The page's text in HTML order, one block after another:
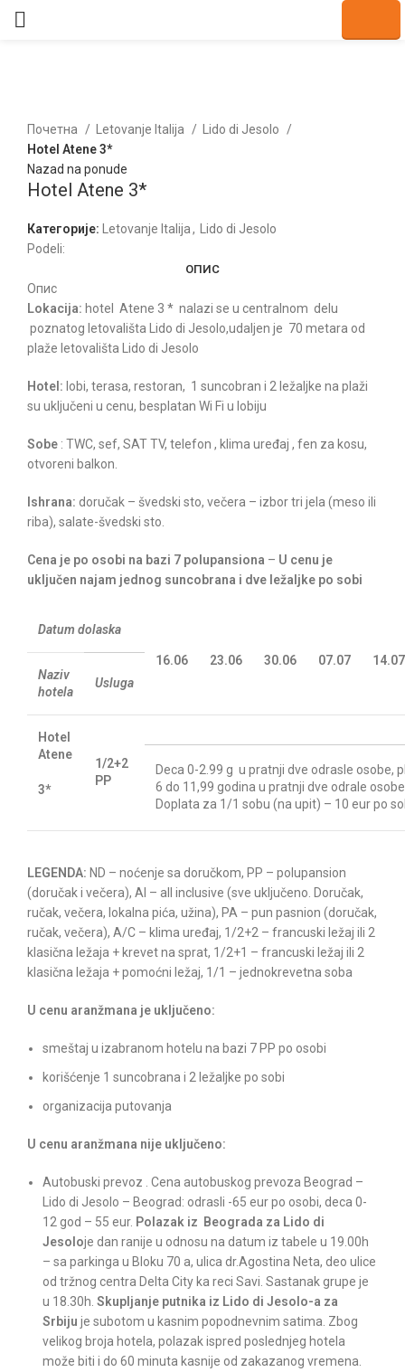
Почетна
Letovanje Italija
Lido di Jesolo
Hotel Atene 3*
Nazad na ponude
Hotel Atene 3*
Категорије: Letovanje Italija, Lido di Jesolo
Podeli:
ОПИС
Опис
Lokacija: hotel Atene 3 * nalazi se u centralnom delu
poznatog letovališta Lido di Jesolo,udaljen je 70 metara od
plaže letovališta Lido di Jesolo
Hotel: lobi, terasa, restoran, 1 suncobran i 2 ležaljke na plaži
su uključeni u cenu, besplatan Wi Fi u lobiju
Sobe : TWC, sef, SAT TV, telefon , klima uređaj , fen za kosu,
otvoreni balkon.
Ishrana: doručak – švedski sto, večera – izbor tri jela (meso ili
riba), salate-švedski sto.
Cena je po osobi na bazi 7 polupansiona – U cenu je
uključen najam jednog suncobrana i dve ležaljke po sobi
Datum dolaska
16.06 23.06 30.06 07.07
14.07
Naziv
hotela
Usluga
Hotel
Atene
3*
1/2+2
PP
Deca 0-2.99 g u pratnji dve odrasle osobe,
6 do 11,99 godina u pratnji dve odrale
Doplata za 1/1 sobu (na upit) – 10 eur po
LEGENDA: ND – noćenje sa doručkom, PP – polupansion
(doručak i večera), AI – all inclusive (sve uključeno. Doručak,
ručak, večera, lokalna pića, užina), PA – pun pasnion (doručak,
ručak, večera), A/C – klima uređaj, 1/2+2 – francuski ležaj ili 2
klasična ležaja + krevet na sprat, 1/2+1 – francuski ležaj ili 2
klasična ležaja + pomoćni ležaj, 1/1 – jednokrevetna soba
U cenu aranžmana je uključeno:
smeštaj u izabranom hotelu na bazi 7 PP po osobi
korišćenje 1 suncobrana i 2 ležaljke po sobi
organizacija putovanja
U cenu aranžmana nije uključeno:
Autobuski prevoz . Cena autobuskog prevoza Beograd –
Lido di Jesolo – Beograd: odrasli -65 eur po osobi, deca 0-
12 god – 55 eur. Polazak iz Beograda za Lido di
Jesoloje dan ranije u odnosu na datum iz tabele u 19.00h
– sa parkinga u Bloku 70 a, ulica dr.Agostina Neta, deo ulice
od tržnog centra Delta City ka reci Savi. Sastanak grupe je
u 18.30h. Skupljanje putnika iz Lido di Jesolo-a za
Srbiju je subotom u kasnim popodnevnim satima. Zbog
velikog broja hotela, polazak ispred poslednjeg hotela
može biti i do 60 minuta kasnije od zakazanog vremena.